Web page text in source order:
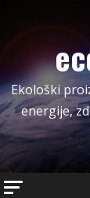
Ekološki
energije,